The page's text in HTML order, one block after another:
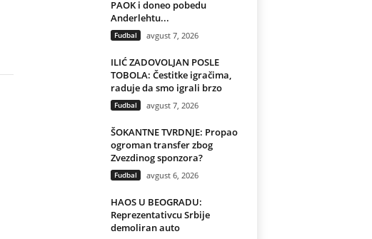
PAOK i doneo pobedu
Anderlehtu...
Fudbal avgust 7, 2026
ILIĆ ZADOVOLJAN POSLE
TOBOLA: Čestitke igračima,
raduje da smo igrali brzo
Fudbal avgust 7, 2026
ŠOKANTNE TVRDNJE: Propao
ogroman transfer zbog
Zvezdinog sponzora?
Fudbal avgust 6, 2026
HAOS U BEOGRADU:
Reprezentativcu Srbije
demoliran auto